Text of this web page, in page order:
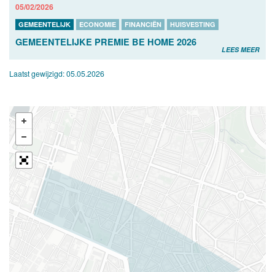
05/02/2026
GEMEENTELIJK ECONOMIE FINANCIËN HUISVESTING
GEMEENTELIJKE PREMIE BE HOME 2026
LEES MEER
Laatst gewijzigd:05.05.2026